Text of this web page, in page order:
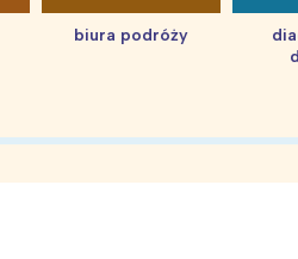
biura podróży